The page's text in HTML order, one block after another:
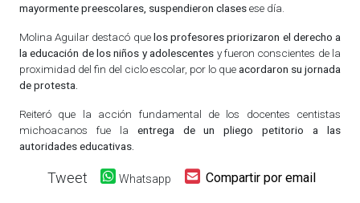
mayormente preescolares, suspendieron clasesese día.
Molina Aguilar destacó quelos profesores priorizaron el derecho a
la educación de los niños y adolescentes y fueron conscientes de la
proximidad del fin del ciclo escolar, por lo queacordaron su jornada
de protesta.
Reiteró que la acción fundamental de los docentes centistas
michoacanos fue la entrega de un pliego petitorio a las
autoridades educativas.
Tweet Whatsapp Compartir por email